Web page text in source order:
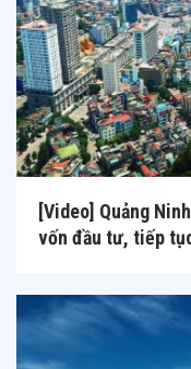
[Video] Quảng
vốn đầu tư, tiếp